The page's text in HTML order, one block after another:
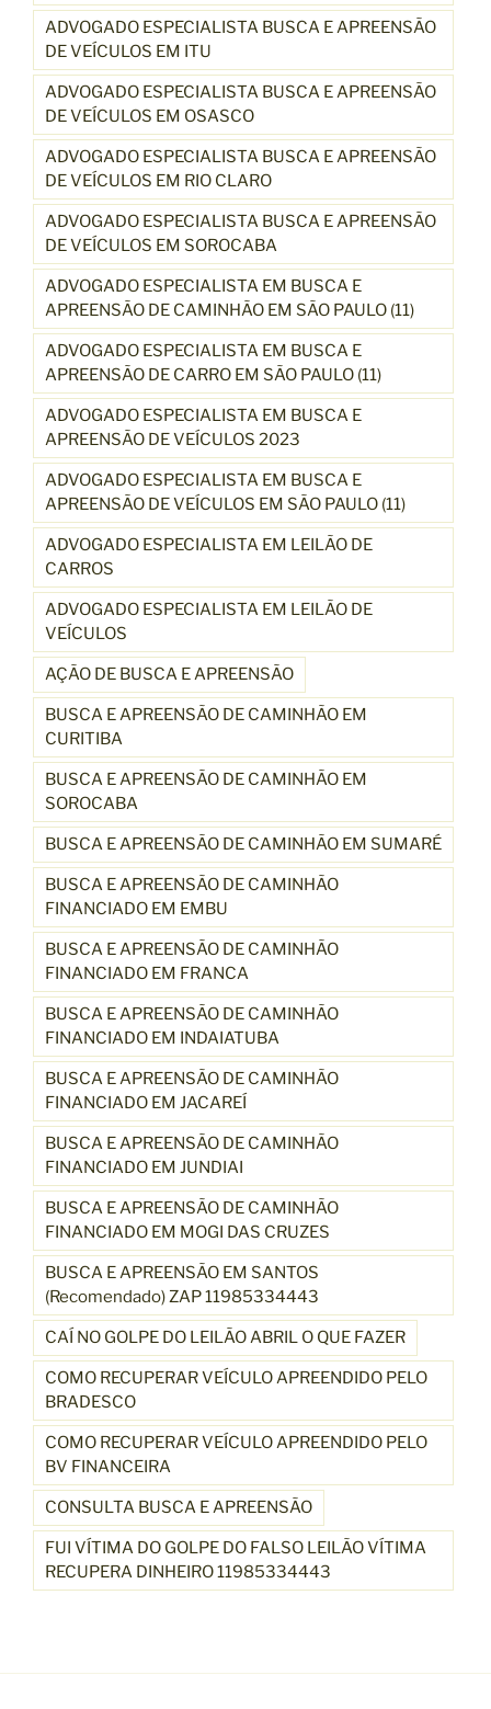
ADVOGADO ESPECIALISTA BUSCA E APREENSÃO
DE VEÍCULOS EM ITU
ADVOGADO ESPECIALISTA BUSCA E APREENSÃO
DE VEÍCULOS EM OSASCO
ADVOGADO ESPECIALISTA BUSCA E APREENSÃO
DE VEÍCULOS EM RIO CLARO
ADVOGADO ESPECIALISTA BUSCA E APREENSÃO
DE VEÍCULOS EM SOROCABA
ADVOGADO ESPECIALISTA EM BUSCA E
APREENSÃO DE CAMINHÃO EM SÃO PAULO (11)
ADVOGADO ESPECIALISTA EM BUSCA E
APREENSÃO DE CARRO EM SÃO PAULO (11)
ADVOGADO ESPECIALISTA EM BUSCA E
APREENSÃO DE VEÍCULOS 2023
ADVOGADO ESPECIALISTA EM BUSCA E
APREENSÃO DE VEÍCULOS EM SÃO PAULO (11)
ADVOGADO ESPECIALISTA EM LEILÃO DE
CARROS
ADVOGADO ESPECIALISTA EM LEILÃO DE
VEÍCULOS
AÇÃO DE BUSCA E APREENSÃO
BUSCA E APREENSÃO DE CAMINHÃO EM
CURITIBA
BUSCA E APREENSÃO DE CAMINHÃO EM
SOROCABA
BUSCA E APREENSÃO DE CAMINHÃO EM SUMARÉ
BUSCA E APREENSÃO DE CAMINHÃO
FINANCIADO EM EMBU
BUSCA E APREENSÃO DE CAMINHÃO
FINANCIADO EM FRANCA
BUSCA E APREENSÃO DE CAMINHÃO
FINANCIADO EM INDAIATUBA
BUSCA E APREENSÃO DE CAMINHÃO
FINANCIADO EM JACAREÍ
BUSCA E APREENSÃO DE CAMINHÃO
FINANCIADO EM JUNDIAI
BUSCA E APREENSÃO DE CAMINHÃO
FINANCIADO EM MOGI DAS CRUZES
BUSCA E APREENSÃO EM SANTOS
(Recomendado) ZAP 11985334443
CAÍ NO GOLPE DO LEILÃO ABRIL O QUE FAZER
COMO RECUPERAR VEÍCULO APREENDIDO PELO
BRADESCO
COMO RECUPERAR VEÍCULO APREENDIDO PELO
BV FINANCEIRA
CONSULTA BUSCA E APREENSÃO
FUI VÍTIMA DO GOLPE DO FALSO LEILÃO VÍTIMA
RECUPERA DINHEIRO 11985334443